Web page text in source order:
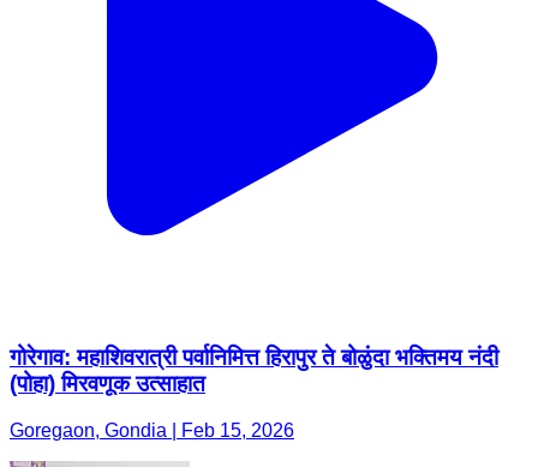
गोरेगाव: महाशिवरात्री पर्वानिमित्त हिरापुर ते बोळुंदा भक्तिमय नंदी
(पोहा) मिरवणूक उत्साहात
Goregaon, Gondia | Feb 15, 2026